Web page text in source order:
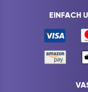
EINFACH